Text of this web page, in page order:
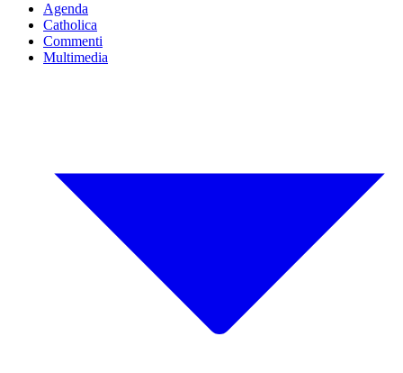
Agenda
Catholica
Commenti
Multimedia